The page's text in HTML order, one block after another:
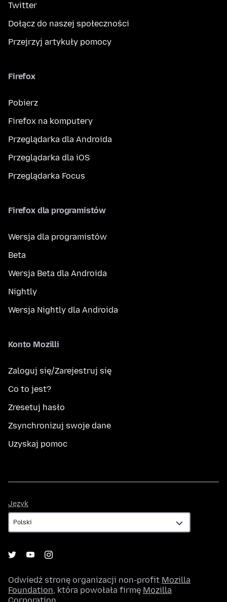
Twitter
Dołącz do naszej społeczności
Przejrzyj artykuły pomocy
Firefox
Pobierz
Firefox na komputery
Przeglądarka dla Androida
Przeglądarka dla iOS
Przeglądarka Focus
Firefox dla programistów
Wersja dla programistów
Beta
Wersja Beta dla Androida
Nightly
Wersja Nightly dla Androida
Konto Mozilli
Zaloguj się/Zarejestruj się
Co to jest?
Zresetuj hasło
Zsynchronizuj swoje dane
Uzyskaj pomoc
Język
Odwiedź stronę organizacji non-profit Mozilla
Foundation, która powołała firmę Mozilla